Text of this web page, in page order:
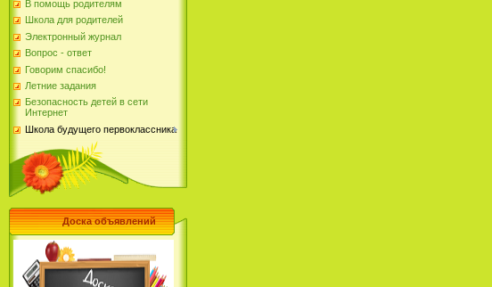
В помощь родителям
Школа для родителей
Электронный журнал
Вопрос - ответ
Говорим спасибо!
Летние задания
Безопасность детей в сети
Интернет
Школа будущего первоклассника
Доска объявлений